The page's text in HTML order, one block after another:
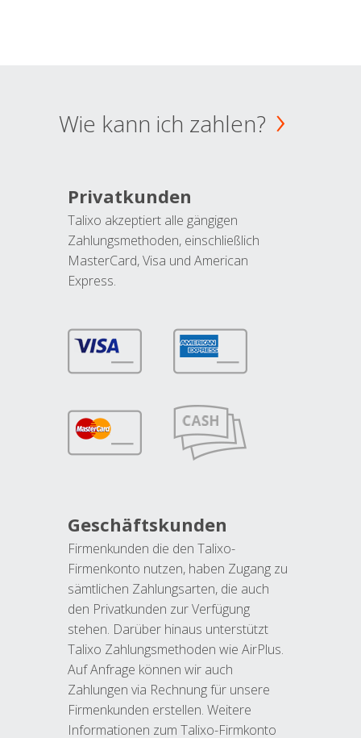
Wie kann ich zahlen?
Privatkunden
Talixo akzeptiert alle gängigen
Zahlungsmethoden, einschließlich
MasterCard, Visa und American
Express.
Geschäftskunden
Firmenkunden die den Talixo-
Firmenkonto nutzen, haben Zugang zu
sämtlichen Zahlungsarten, die auch
den Privatkunden zur Verfügung
stehen. Darüber hinaus unterstützt
Talixo Zahlungsmethoden wie AirPlus.
Auf Anfrage können wir auch
Zahlungen via Rechnung für unsere
Firmenkunden erstellen. Weitere
Informationen zum Talixo-Firmkonto